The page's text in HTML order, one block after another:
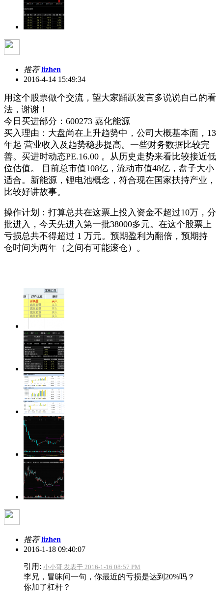
推荐lizhen
2016-4-14 15:49:34
用这个股票做个交流，望大家踊跃发言多说说自己的看
法，谢谢！
今日买进部分：600273 嘉化能源
买入理由：大盘尚在上升趋势中，公司大概基本面，13
年起 营业收入及趋势稳步提高。一些财务数据比较完
善。买进时动态PE.16.00 。从历史走势来看比较接近低
位估值。 目前总市值108亿，流动市值48亿，盘子大小
适合。新能源，锂电池概念，符合现在国家扶持产业，
比较好讲故事。
操作计划：打算总共在这票上投入资金不超过10万，分
批进入，今天先进入第一批38000多元。在这个股票上
亏损总共不得超过 1 万元。预期盈利为翻倍，预期持
仓时间为两年（之间有可能滚仓）。
推荐lizhen
2016-1-18 09:40:07
引用: 小小哥 发表于 2016-1-16 08:57 PM
李兄，冒昧问一句，你最近的亏损是达到20%吗？
你加了杠杆？